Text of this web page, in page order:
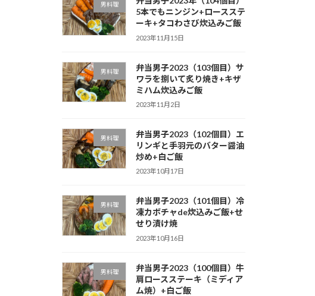
男料理
5本でもニンジン+ロースステ
ーキ+タコわさび炊込みご飯
2023年11月15日
男料理
弁当男子2023（103個目）サ
ワラを捌いて炙り焼き+キザ
ミハム炊込みご飯
2023年11月2日
男料理
弁当男子2023（102個目）エ
リンギと手羽元のバター醤油
炒め+白ご飯
2023年10月17日
男料理
弁当男子2023（101個目）冷
凍カボチャde炊込みご飯+せ
せり漬け焼
2023年10月16日
男料理
弁当男子2023（100個目）牛
肩ロースステーキ（ミディア
ム焼）+白ご飯